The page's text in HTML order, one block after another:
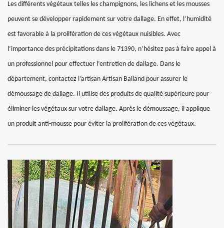
Les différents végétaux telles les champignons, les lichens et les mousses
peuvent se développer rapidement sur votre dallage. En effet, l’humidité
est favorable à la prolifération de ces végétaux nuisibles. Avec
l’importance des précipitations dans le 71390, n’hésitez pas à faire appel à
un professionnel pour effectuer l’entretien de dallage. Dans le
département, contactez l’artisan Artisan Balland pour assurer le
démoussage de dallage. Il utilise des produits de qualité supérieure pour
éliminer les végétaux sur votre dallage. Après le démoussage, il applique
un produit anti-mousse pour éviter la prolifération de ces végétaux.